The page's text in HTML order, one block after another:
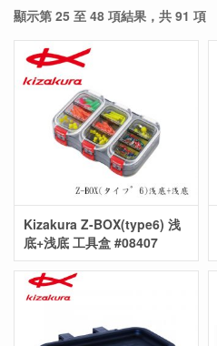
顯示第 25 至 48 項結果，共 91 項
Kizakura Z-BOX(type6) 浅
底+浅底 工具盒 #08407